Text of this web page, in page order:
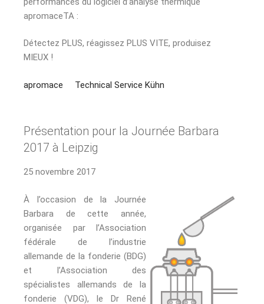
apromaceTA :
Détectez PLUS, réagissez PLUS VITE, produisez
MIEUX !
apromace Technical Service Kühn
Présentation pour la Journée Barbara
2017 à Leipzig
25 novembre 2017
À l’occasion de la Journée
Barbara de cette année,
organisée par l’Association
fédérale de l’industrie
allemande de la fonderie (BDG)
et l’Association des
spécialistes allemands de la
fonderie (VDG), le Dr René